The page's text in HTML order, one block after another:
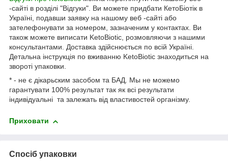
-сайті в розділі "Відгуки". Ви можете придбати КетоБіотік в
Україні, подавши заявку на нашому веб -сайті або
зателефонувати за номером, зазначеним у контактах. Ви
також можете виписати KetoBiotic, розмовляючи з нашими
консультантами. Доставка здійснюється по всій Україні.
Детальна інструкція по вживанню KetoBiotic знаходиться на
звороті упаковки.
* - не є дікарьским засобом та БАД. Мы не можемо
гарантувати 100% результат так як всі результати
індивідуальні та залежать від властивостей організму.
Приховати
Спосіб упаковки